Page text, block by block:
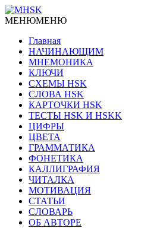
МЕНЮМЕНЮ
Главная
НАЧИНАЮЩИМ
МНЕМОНИКА
КЛЮЧИ
СХЕМЫ HSK
СЛОВА HSK
КАРТОЧКИ HSK
ТЕСТЫ HSK И HSKK
ЦИФРЫ
ЦВЕТА
ГРАММАТИКА
ФОНЕТИКА
КАЛЛИГРАФИЯ
ЧИТАЛКА
МОТИВАЦИЯ
СТАТЬИ
СЛОВАРЬ
ОБ АВТОРЕ